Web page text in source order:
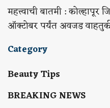
महत्त्वाची बातमी : कोल्हापूर
ऑक्टोबर पर्यंत अवजड
Category
Beauty Tips
BREAKING NEWS